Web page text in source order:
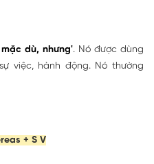
dù, nhưng'. Nó được dùng
việc, hành động. Nó thường
+ S V